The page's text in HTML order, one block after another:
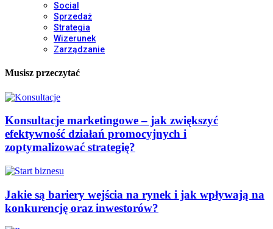
Social
Sprzedaż
Strategia
Wizerunek
Zarządzanie
Musisz przeczytać
Konsultacje marketingowe – jak zwiększyć
efektywność działań promocyjnych i
zoptymalizować strategię?
Jakie są bariery wejścia na rynek i jak wpływają na
konkurencję oraz inwestorów?